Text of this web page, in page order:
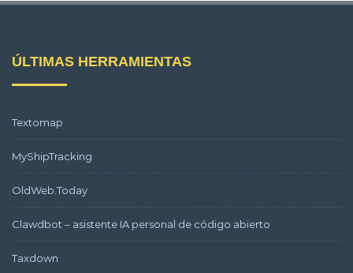
ÚLTIMAS HERRAMIENTAS
Textomap
MyShipTracking
OldWeb.Today
Clawdbot – asistente IA personal de código abierto
Taxdown